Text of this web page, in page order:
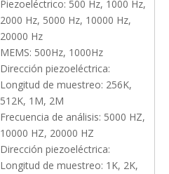
Piezoeléctrico: 500 Hz, 1000 Hz,
2000 Hz, 5000 Hz, 10000 Hz,
20000 Hz
MEMS: 500Hz, 1000Hz
Dirección piezoeléctrica:
Longitud de muestreo: 256K,
512K, 1M, 2M
Frecuencia de análisis: 5000 HZ,
10000 HZ, 20000 HZ
Dirección piezoeléctrica:
Longitud de muestreo: 1K, 2K,